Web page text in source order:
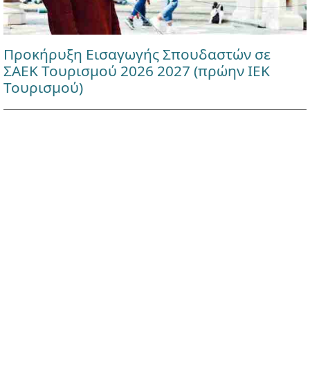
Προκήρυξη Εισαγωγής Σπουδαστών σε
ΣΑΕΚ Τουρισμού 2026 2027 (πρώην ΙΕΚ
Τουρισμού)